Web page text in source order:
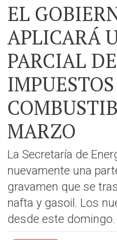
EL
APLICARÁ
PARCIAL
MARZO
La Secretaría de
nuevamente una
gravamen que se
nafta y gasoil. Los
desde este domingo.